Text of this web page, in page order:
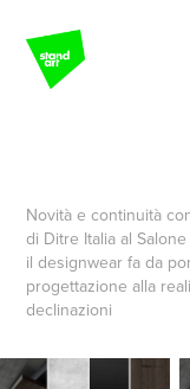
Novità e continuità
di Ditre Italia al
il designwear fa da
progettazione alla
declinazioni